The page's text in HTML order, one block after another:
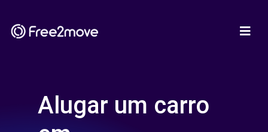
Alugar um carro